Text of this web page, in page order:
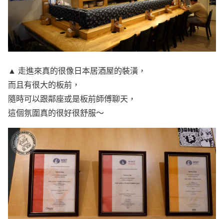
▲ 走進來真的很像日本居酒屋的裝潢，
而且有很大的板前，
隨時可以跟鄰座或是板前師傅聊天，
這個氛圍真的很好很舒服～